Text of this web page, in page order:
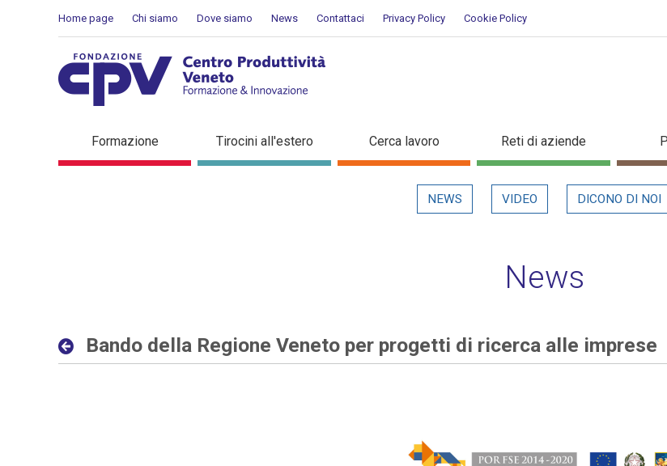
Home page Chi siamo Dove siamo News Contattaci Privacy Policy Cookie Policy
Bando della Regione Veneto per progetti di ricerca
Formazione Tirocini all'estero Cerca lavoro Reti di aziende
NEWS VIDEO DICONO DI NOI
News
Bando della Regione Veneto per progetti di ricerca alle imprese